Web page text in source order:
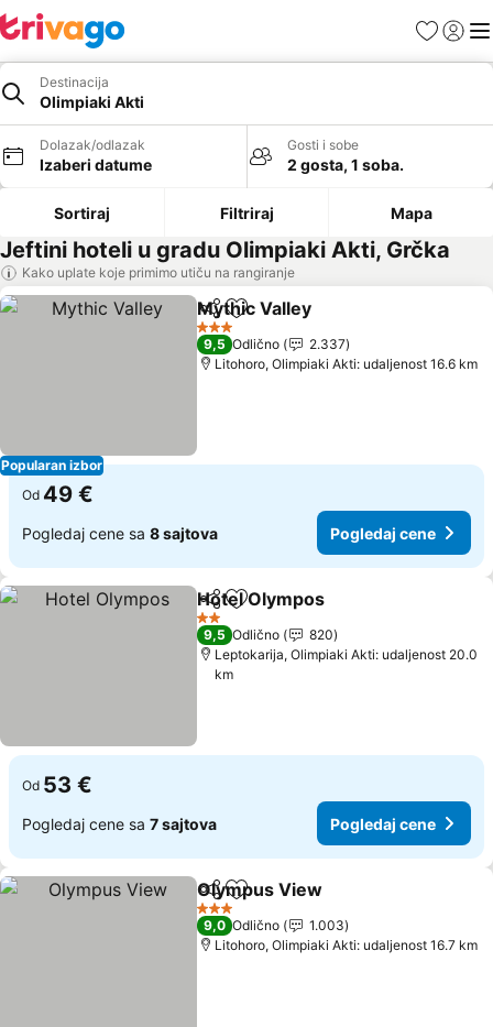
FavoritiPrijavi
Destinacija
Olimpiaki Akti
Dolazak/odlazak
Izaberi datume
Gosti i sobe
2 gosta, 1 soba.
Sortiraj Filtriraj Mapa
Jeftini hoteli u gradu Olimpiaki Akti, Grčka
Kako uplate koje primimo utiču na rangiranje
Popularan izbor
Deli Dodati u favorite
Mythic Valley
3 Zvezdice
9,5 Odlično
2.337
Litohoro, Olimpiaki Akti: udaljenost 16.6 km
Od 49 €
Pogledaj cene sa 8 sajtova Pogledaj cene
Deli Dodati u favorite
Hotel Olympos
2 Zvezdice
9,5 Odlično
820
Leptokarija, Olimpiaki Akti: udaljenost 20.0
km
Od 53 €
Pogledaj cene sa 7 sajtova Pogledaj cene
Deli Dodati u favorite
Olympus View
3 Zvezdice
9,0 Odlično
1.003
Litohoro, Olimpiaki Akti: udaljenost 16.7 km